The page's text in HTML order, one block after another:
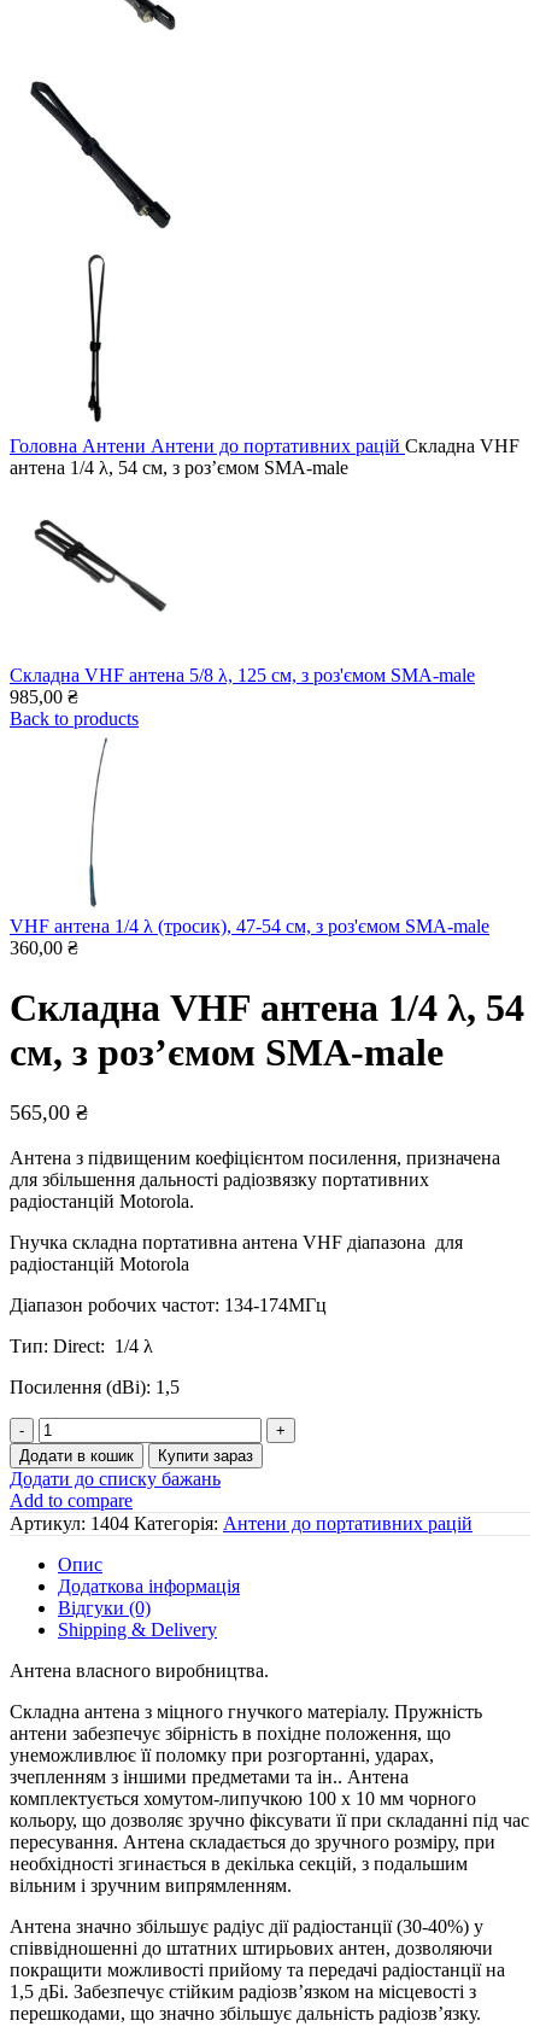
Головна Антени Антени до портативних рацій Складна VHF
антена 1/4 λ, 54 см, з роз’ємом SMA-male
Складна VHF антена 5/8 λ, 125 см, з роз'ємом SMA-male
985,00 ₴
Back to products
VHF антена 1/4 λ (тросик), 47-54 см, з роз'ємом SMA-male
360,00 ₴
Складна VHF антена 1/4 λ, 54
см, з роз’ємом SMA-male
565,00 ₴
Антена з підвищеним коефіцієнтом посилення, призначена
для збільшення дальності радіозвязку портативних
радіостанцій Motorola.
Гнучка складна портативна антена VHF діапазона для
радіостанцій Motorola
Діапазон робочих частот: 134-174МГц
Тип: Direct: 1/4 λ
Посилення (dBі): 1,5
Складна
VHF
антена
1/4
λ,
54
см,
роз'ємом
SMA-
male
кількість
Додати в кошик Купити зараз
Додати до списку бажань
Add to compare
Артикул: 1404 Категорія: Антени до портативних рацій
Опис
Додаткова інформація
Відгуки (0)
Shipping & Delivery
Антена власного виробництва.
Складна антена з міцного гнучкого матеріалу. Пружність
антени забезпечує збірність в похідне положення, що
унеможливлює її поломку при розгортанні, ударах,
зчепленням з іншими предметами та ін.. Антена
комплектується хомутом-липучкою 100 x 10 мм чорного
кольору, що дозволяє зручно фіксувати її при складанні під час
пересування. Антена складається до зручного розміру, при
необхідності згинається в декілька секцій, з подальшим
вільним і зручним випрямленням.
Антена значно збільшує радіус дії радіостанції (30-40%) у
співвідношенні до штатних штирьових антен, дозволяючи
покращити можливості прийому та передачі радіостанції на
1,5 дБі. Забезпечує стійким радіозв’язком на місцевості з
перешкодами, що значно збільшує дальність радіозв’язку.